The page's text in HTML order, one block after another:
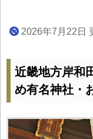
2026年7月22日
近畿地方岸和
め有名神社・